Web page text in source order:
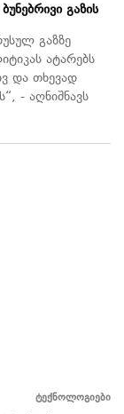
გაზის
გაზზე
ატარებს
და თხევად
- აღნიშნავს
ტექნოლოგიები